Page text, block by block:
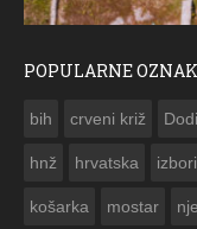
POPULARNE
bih crveni križ
hnž hrvatska izbori
košarka mostar